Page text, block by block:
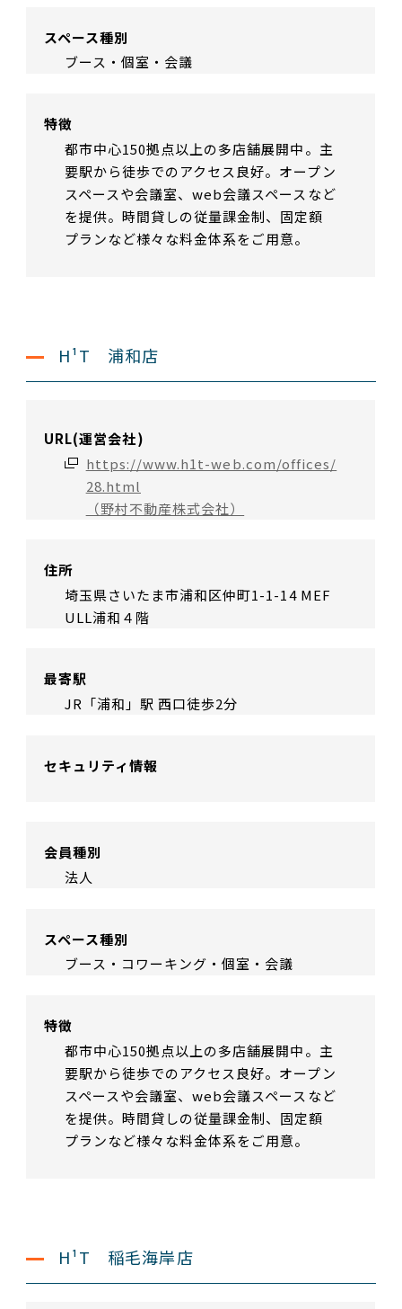
スペース種別
ブース・個室・会議
特徴
都市中心150拠点以上の多店舗展開中。主
要駅から徒歩でのアクセス良好。オープン
スペースや会議室、web会議スペースなど
を提供。時間貸しの従量課金制、固定額
プランなど様々な料金体系をご用意。
H¹T 浦和店
URL(運営会社)
https://www.h1t-web.com/offices/
28.html
（野村不動産株式会社）
住所
埼玉県さいたま市浦和区仲町1-1-14 MEF
ULL浦和４階
最寄駅
JR「浦和」駅 西口徒歩2分
セキュリティ情報
会員種別
法人
スペース種別
ブース・コワーキング・個室・会議
特徴
都市中心150拠点以上の多店舗展開中。主
要駅から徒歩でのアクセス良好。オープン
スペースや会議室、web会議スペースなど
を提供。時間貸しの従量課金制、固定額
プランなど様々な料金体系をご用意。
H¹T 稲毛海岸店